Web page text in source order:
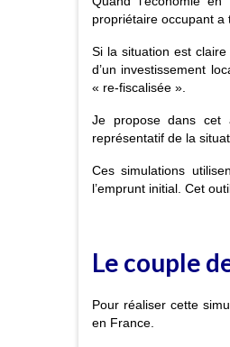
propriétaire occupant
Si la situation est
d’un investissement
« re-fiscalisée ».
Je propose dans cet
représentatif de la
Ces simulations
l’emprunt initial. Cet
Le couple
Pour réaliser cette
en France.